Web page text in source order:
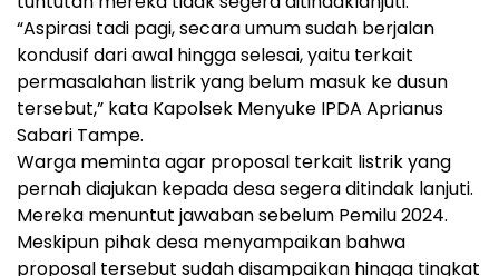
“Aspirasi tadi pagi, secara umum sudah berjalan
kondusif dari awal hingga selesai, yaitu terkait
permasalahan listrik yang belum masuk ke dusun
tersebut,” kata Kapolsek Menyuke IPDA Aprianus
Sabari Tampe.
Warga meminta agar proposal terkait listrik yang
pernah diajukan kepada desa segera ditindak lanjuti.
Mereka menuntut jawaban sebelum Pemilu 2024.
Meskipun pihak desa menyampaikan bahwa
proposal tersebut sudah disampaikan hingga tingkat